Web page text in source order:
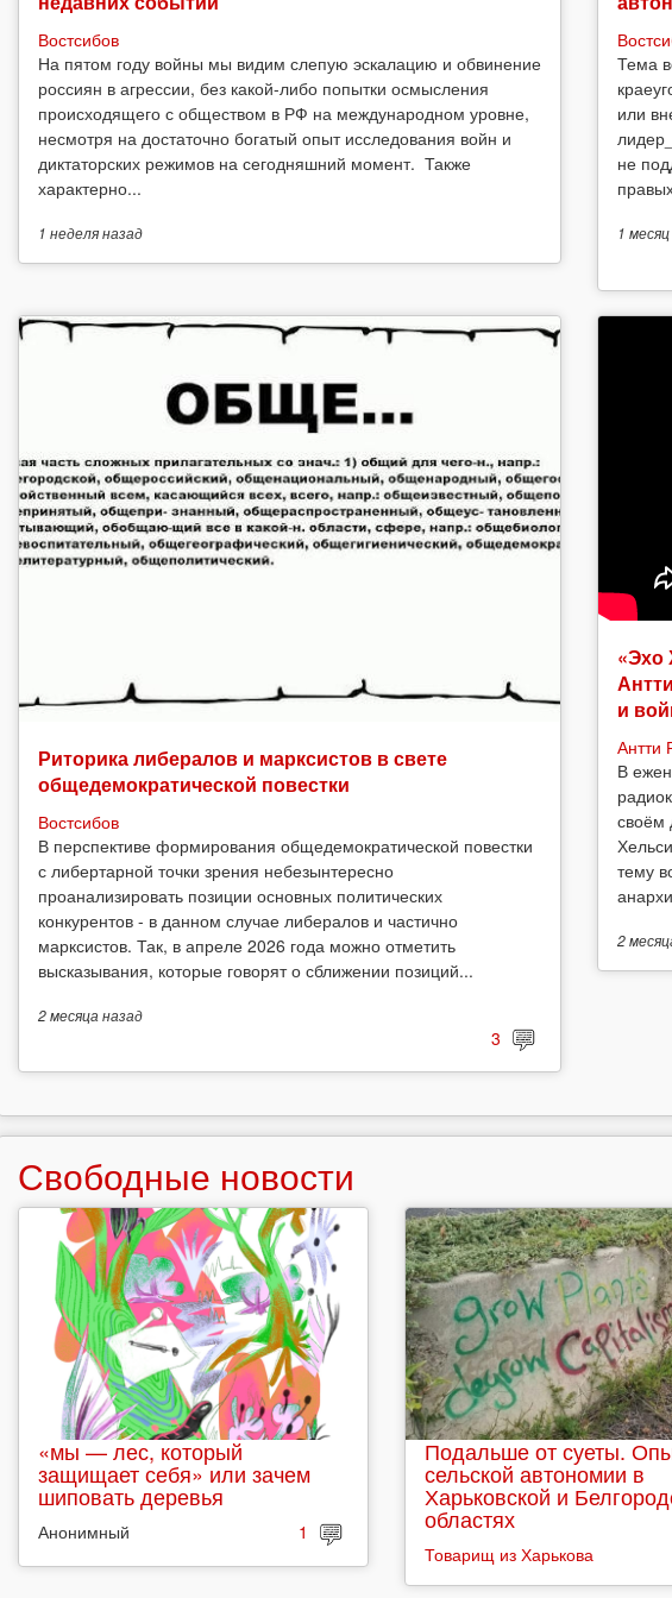
Востсибов
На пятом году войны мы видим слепую эскалацию и обвинение
россиян в агрессии, без какой-либо попытки осмысления
происходящего с обществом в РФ на международном уровне,
несмотря на достаточно богатый опыт исследования войн и
диктаторских режимов на сегодняшний момент. Также
характерно...
1 неделяназад
Тема
или
не
1 месяц
Риторика либералов и марксистов в свете
общедемократической повестки
Востсибов
В перспективе формирования общедемократической повестки
с либертарной точки зрения небезынтересно
проанализировать позиции основных политических
конкурентов - в данном случае либералов и частично
марксистов. Так, в апреле 2026 года можно отметить
высказывания, которые говорят о сближении позиций...
2 месяца назад
3
«Эхо
и
Антти
В
своём
тему
2
Свободные новости
«мы — лес, который
защищает себя» или зачем
шиповать деревья
Анонимный 1
Подальше от суеты.
сельской автономии в
Харьковской и
областях
Товарищ из Харькова